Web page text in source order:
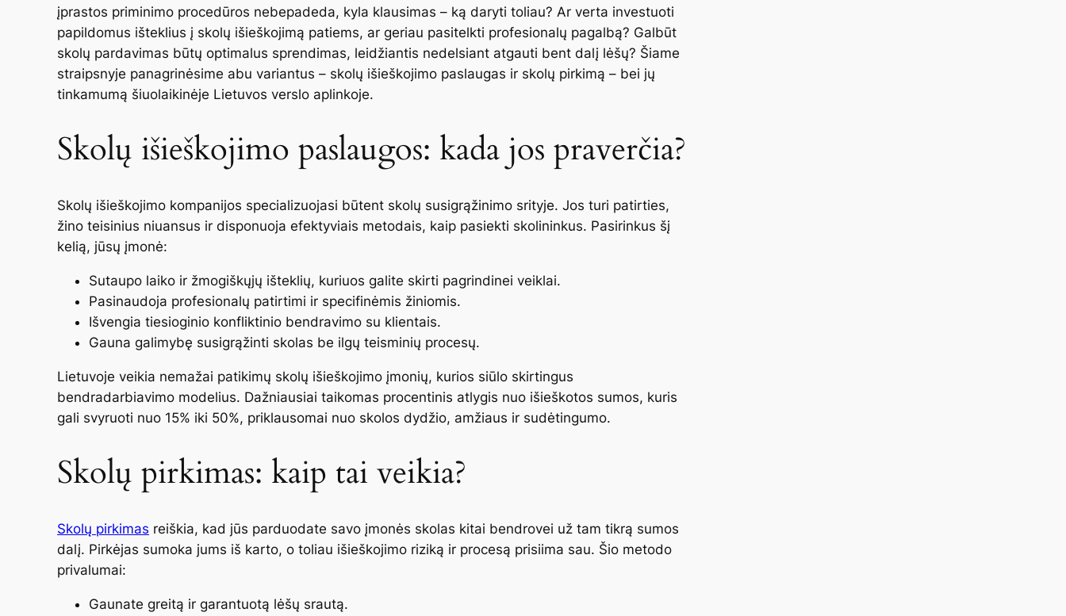
įprastos priminimo procedūros nebepadeda, kyla klausimas – ką daryti toliau? Ar verta investuoti
papildomus išteklius į skolų išieškojimą patiems, ar geriau pasitelkti profesionalų pagalbą? Galbūt
skolų pardavimas būtų optimalus sprendimas, leidžiantis nedelsiant atgauti bent dalį lėšų? Šiame
straipsnyje panagrinėsime abu variantus – skolų išieškojimo paslaugas ir skolų pirkimą – bei jų
tinkamumą šiuolaikinėje Lietuvos verslo aplinkoje.
Skolų išieškojimo paslaugos: kada jos praverčia?
Skolų išieškojimo kompanijos specializuojasi būtent skolų susigrąžinimo srityje. Jos turi patirties,
žino teisinius niuansus ir disponuoja efektyviais metodais, kaip pasiekti skolininkus. Pasirinkus šį
kelią, jūsų įmonė:
Sutaupo laiko ir žmogiškųjų išteklių, kuriuos galite skirti pagrindinei veiklai.
Pasinaudoja profesionalų patirtimi ir specifinėmis žiniomis.
Išvengia tiesioginio konfliktinio bendravimo su klientais.
Gauna galimybę susigrąžinti skolas be ilgų teisminių procesų.
Lietuvoje veikia nemažai patikimų skolų išieškojimo įmonių, kurios siūlo skirtingus
bendradarbiavimo modelius. Dažniausiai taikomas procentinis atlygis nuo išieškotos sumos, kuris
gali svyruoti nuo 15% iki 50%, priklausomai nuo skolos dydžio, amžiaus ir sudėtingumo.
Skolų pirkimas: kaip tai veikia?
Skolų pirkimas reiškia, kad jūs parduodate savo įmonės skolas kitai bendrovei už tam tikrą sumos
dalį. Pirkėjas sumoka jums iš karto, o toliau išieškojimo riziką ir procesą prisiima sau. Šio metodo
privalumai:
Gaunate greitą ir garantuotą lėšų srautą.